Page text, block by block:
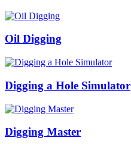
Oil Digging
Digging a Hole Simulator
Digging Master